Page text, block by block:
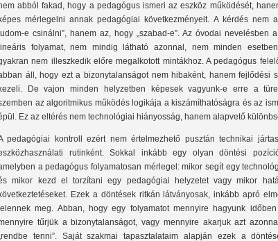
abból fakad, hogy a pedagógus ismeri az eszköz működését,
képes mérlegelni annak pedagógiai következményeit. A kérdés nem
e csinálni”, hanem az, hogy „szabad-e”. Az óvodai nevelésben
lineáris folyamat, nem mindig látható azonnal, nem minden
nem illeszkedik előre megalkotott mintákhoz. A pedagógus
áll, hogy ezt a bizonytalanságot nem hibaként, hanem fejlődési
kezeli. De vajon minden helyzetben képesek vagyunk-e erre a
az algoritmikus működés logikája a kiszámíthatóságra és az
Ez az eltérés nem technológiai hiányosság, hanem alapvető
pedagógiai kontroll ezért nem értelmezhető pusztán technikai
rutinként. Sokkal inkább egy olyan döntési
a pedagógus folyamatosan mérlegel: mikor segít egy
mikor kezd el torzítani egy pedagógiai helyzetet vagy mikor
következtetéseket. Ezek a döntések ritkán látványosak, inkább apró
meg. Abban, hogy egy folyamatot mennyire hagyunk időben
tűrjük a bizonytalanságot, vagy mennyire akarjuk azt
tenni”. Saját szakmai tapasztalataim alapján ezek a